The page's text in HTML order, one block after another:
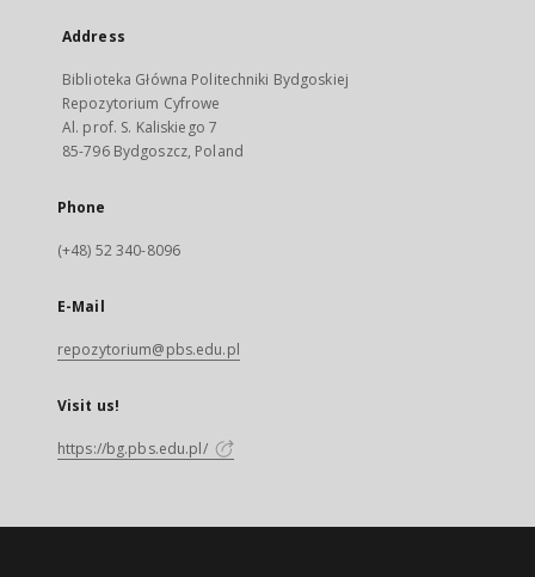
Address
Biblioteka Główna Politechniki Bydgoskiej
Repozytorium Cyfrowe
Al. prof. S. Kaliskiego 7
85-796 Bydgoszcz, Poland
Phone
(+48) 52 340-8096
E-Mail
repozytorium@pbs.edu.pl
Visit us!
https://bg.pbs.edu.pl/